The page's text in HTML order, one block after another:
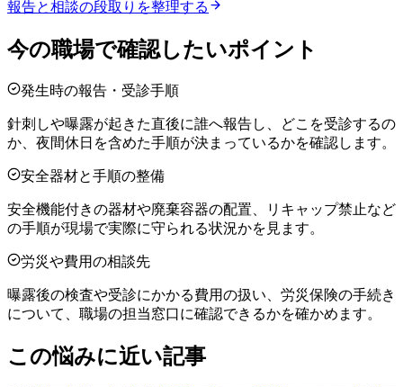
報告と相談の段取りを整理する
今の職場で確認したいポイント
発生時の報告・受診手順
針刺しや曝露が起きた直後に誰へ報告し、どこを受診するの
か、夜間休日を含めた手順が決まっているかを確認します。
安全器材と手順の整備
安全機能付きの器材や廃棄容器の配置、リキャップ禁止など
の手順が現場で実際に守られる状況かを見ます。
労災や費用の相談先
曝露後の検査や受診にかかる費用の扱い、労災保険の手続き
について、職場の担当窓口に確認できるかを確かめます。
この悩みに近い記事